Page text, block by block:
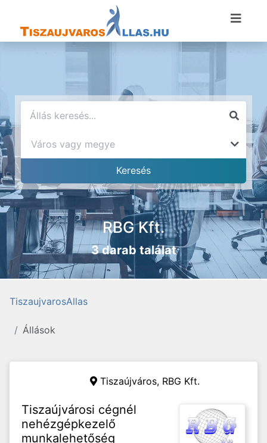
RBG Kft.
3 darab találat
TiszaujvarosAllas
Állások
Tiszaújváros, RBG Kft.
Tiszaújvárosi cégnél
nehézgépkezelő
munkalehetőség